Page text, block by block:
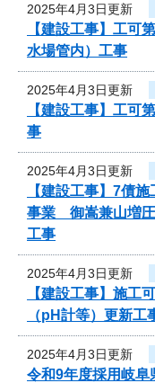
2025年4月3日更新
【建設工事】工可
水場管内）工事
2025年4月3日更新
【建設工事】工可
事
2025年4月3日更新
【建設工事】7債
事業 御嵩兼山増圧
工事
2025年4月3日更新
【建設工事】施工
（pH計等）更新工
2025年4月3日更新
令和9年度採用岐阜